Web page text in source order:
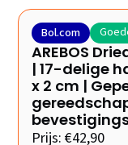
Bol.com
AREBOS
| 17-delige
x 2 cm |
Prijs: €42,90